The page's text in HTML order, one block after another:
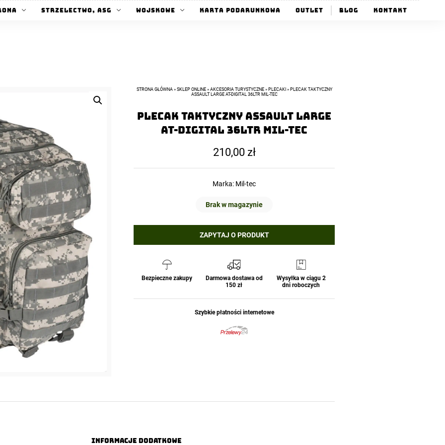
Strzelectwo, ASG Wojskowe Karta Podarunkowa Outlet Blog Kontakt
STRONA GŁÓWNA» SKLEP ONLINE» AKCESORIA TURYSTYCZNE» PLECAKI » PLECAK TAKTYCZNY
ASSAULT LARGE AT-DIGITAL 36LTR MIL-TEC
Plecak taktyczny Assault Large
AT-Digital 36ltr MIL-TEC
210,00 zł
Marka: Mil-tec
Brak w magazynie
ZAPYTAJ O PRODUKT
Bezpieczne zakupy
Darmowa dostawa od
150 zł
Wysyłka w ciągu 2
dni roboczych
Szybkie płatności internetowe
Informacje dodatkowe